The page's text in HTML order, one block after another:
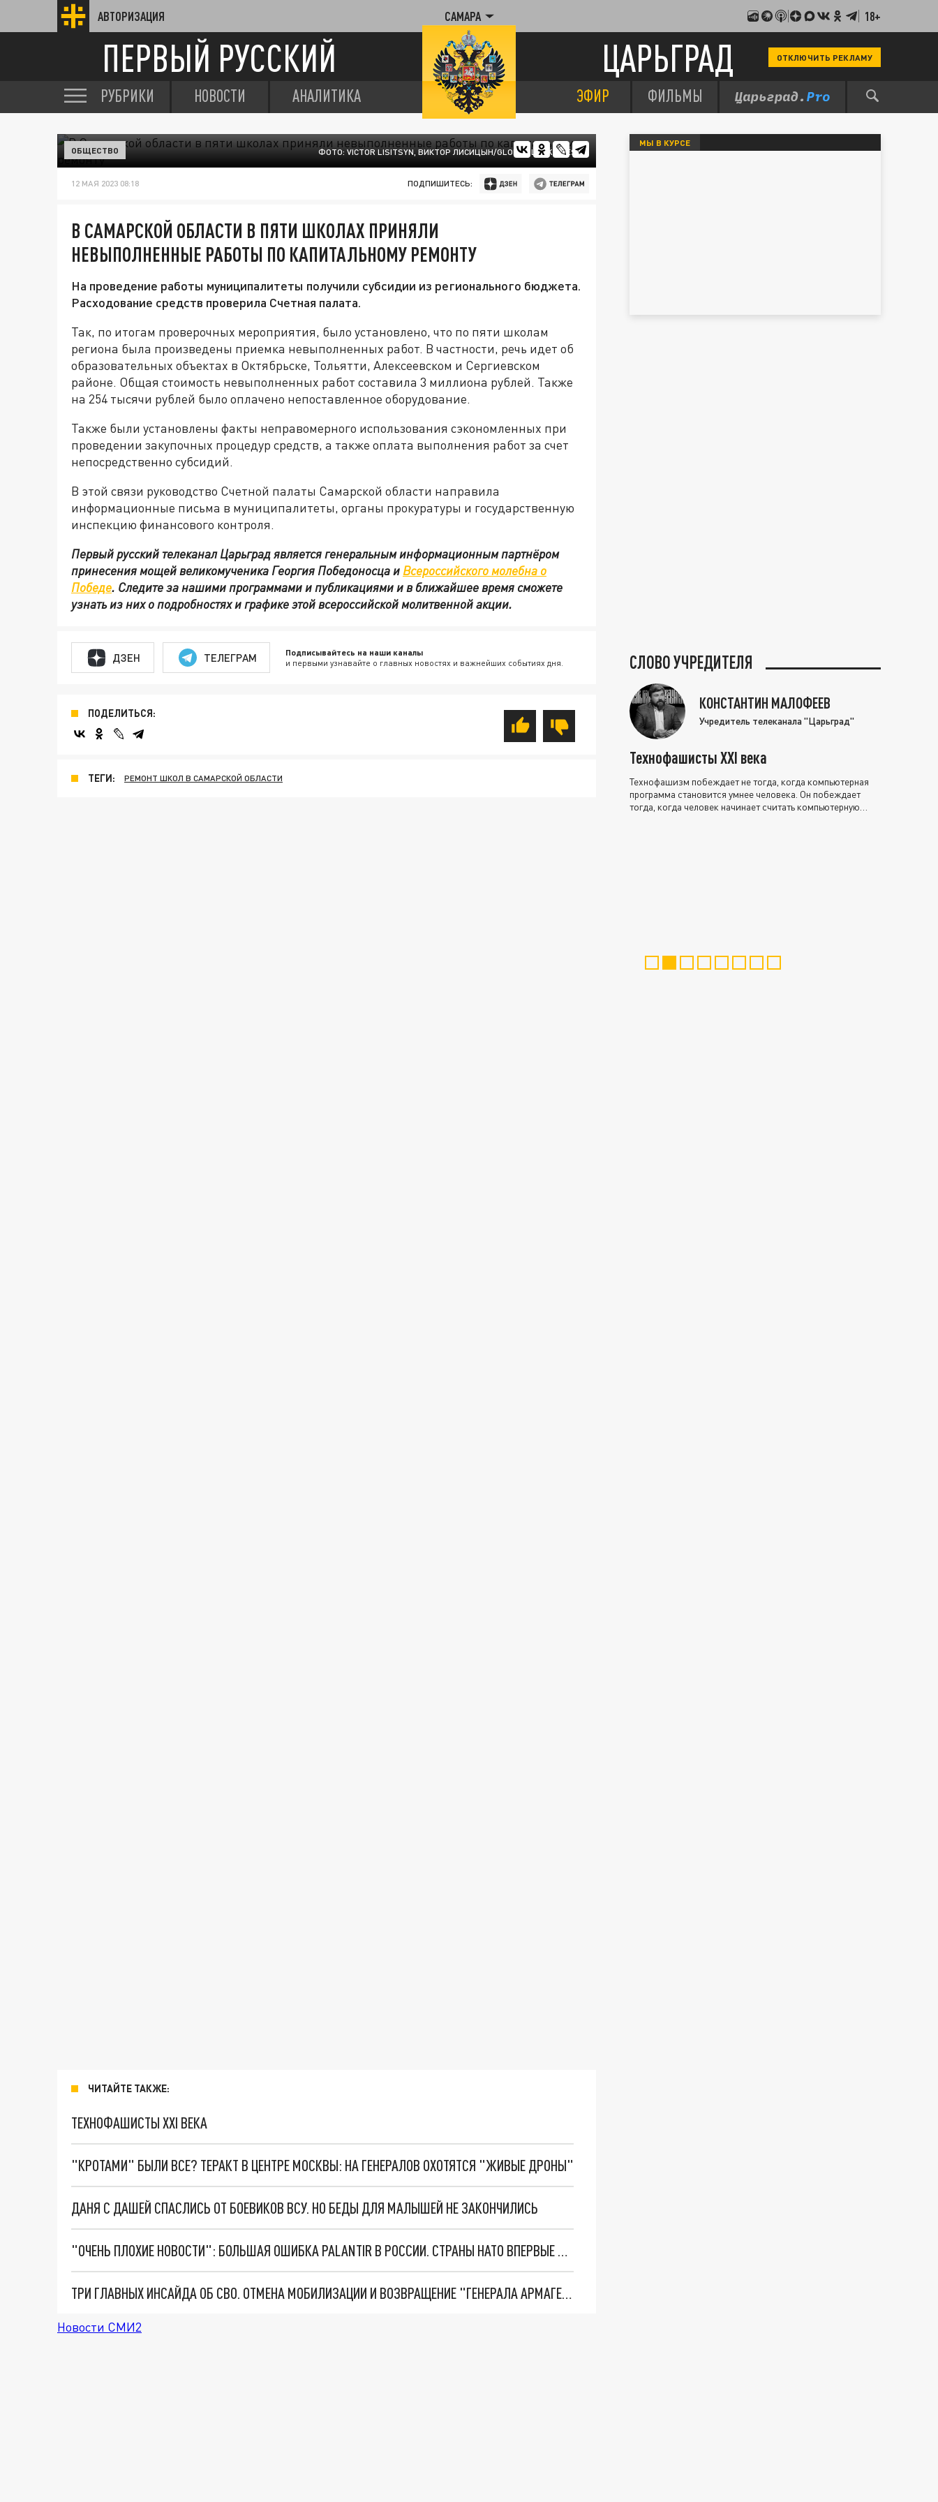
АВТОРИЗАЦИЯ САМАРА 18+
ПЕРВЫЙ РУССКИЙ ЦАРЬГРАД ОТКЛЮЧИТЬ РЕКЛАМУ
РУБРИКИ НОВОСТИ АНАЛИТИКА ЭФИР ФИЛЬМЫ
ФОТО: VICTOR LISITSYN, ВИКТОР ЛИСИЦЫН/GLOBAL LOOK PRESS
ОБЩЕСТВО
12 МАЯ 2023 08:18 ПОДПИШИТЕСЬ:
В САМАРСКОЙ ОБЛАСТИ В ПЯТИ ШКОЛАХ ПРИНЯЛИ
НЕВЫПОЛНЕННЫЕ РАБОТЫ ПО КАПИТАЛЬНОМУ РЕМОНТУ
На проведение работы муниципалитеты получили субсидии из регионального бюджета.
Расходование средств проверила Счетная палата.
Так, по итогам проверочных мероприятия, было установлено, что по пяти школам
региона была произведены приемка невыполненных работ. В частности, речь идет об
образовательных объектах в Октябрьске, Тольятти, Алексеевском и Сергиевском
районе. Общая стоимость невыполненных работ составила 3 миллиона рублей. Также
на 254 тысячи рублей было оплачено непоставленное оборудование.
Также были установлены факты неправомерного использования сэкономленных при
проведении закупочных процедур средств, а также оплата выполнения работ за счет
непосредственно субсидий.
В этой связи руководство Счетной палаты Самарской области направила
информационные письма в муниципалитеты, органы прокуратуры и государственную
инспекцию финансового контроля.
Первый русский телеканал Царьград является генеральным информационным партнёром
принесения мощей великомученика Георгия Победоносца и Всероссийского молебна о
Победе. Следите за нашими программами и публикациями и в ближайшее время сможете
узнать из них о подробностях и графике этой всероссийской молитвенной акции.
ДЗЕН ТЕЛЕГРАМ Подписывайтесь на наши каналы
и первыми узнавайте о главных новостях и важнейших событиях дня.
ПОДЕЛИТЬСЯ:
ТЕГИ: РЕМОНТ ШКОЛ В САМАРСКОЙ ОБЛАСТИ
ЧИТАЙТЕ ТАКЖЕ:
ТЕХНОФАШИСТЫ XXI ВЕКА
"КРОТАМИ" БЫЛИ ВСЕ? ТЕРАКТ В ЦЕНТРЕ МОСКВЫ: НА ГЕНЕРАЛОВ ОХОТЯТСЯ "ЖИВЫЕ ДРОНЫ"
ДАНЯ С ДАШЕЙ СПАСЛИСЬ ОТ БОЕВИКОВ ВСУ. НО БЕДЫ ДЛЯ МАЛЫШЕЙ НЕ ЗАКОНЧИЛИСЬ
"ОЧЕНЬ ПЛОХИЕ НОВОСТИ": БОЛЬШАЯ ОШИБКА PALANTIR В РОССИИ. СТРАНЫ НАТО ВПЕРВЫЕ ЗА СВО ОСТАНОВИЛИ ПОСТАВКИ ОРУЖИЯ. ВСУ ТЕРЯЮТ ПРИГРАНИЧЬЕ?
ТРИ ГЛАВНЫХ ИНСАЙДА ОБ СВО. ОТМЕНА МОБИЛИЗАЦИИ И ВОЗВРАЩЕНИЕ "ГЕНЕРАЛА АРМАГЕДДОНА"? ОТЛИЧНЫЕ НОВОСТИ, КОТОРЫЕ ЖДАЛИ ВСЕ
Новости СМИ2
МЫ В КУРСЕ
СЛОВО УЧРЕДИТЕЛЯ
КОНСТАНТИН МАЛОФЕЕВ
Учредитель телеканала "Царьград"
Технофашисты XXI века
Технофашизм побеждает не тогда, когда компьютерная
программа становится умнее человека. Он побеждает
тогда, когда человек начинает считать компьютерную